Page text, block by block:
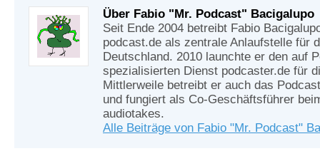
Über Fabio "Mr. Podcast" Bacigalupo
Seit Ende 2004 betreibt Fabio
podcast.de als zentrale Anlaufstelle für
Deutschland. 2010 launchte er den auf
spezialisierten Dienst podcaster.de für
Mittlerweile betreibt er auch das
und fungiert als Co-Geschäftsführer
audiotakes.
Alle Beiträge von Fabio "Mr. Podcast"